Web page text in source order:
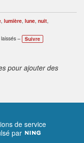
, lumière, lune, nuit,
–
Suivre
pour ajouter des
de service
par